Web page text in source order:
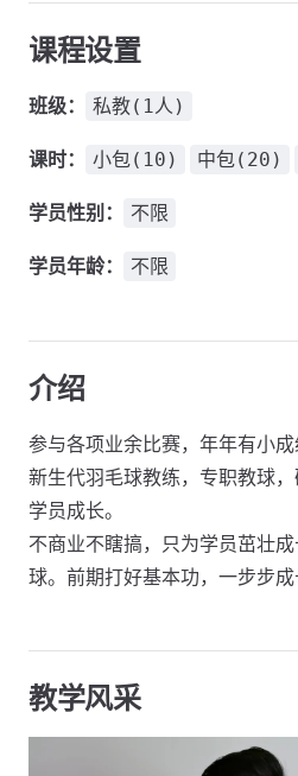
课程设置
班级： 私教(1人)
课时： 小包(10) 中包(20)
学员性别： 不限
学员年龄： 不限
介绍
参与各项业余比赛，年年有小成
新生代羽毛球教练，专职教球
学员成长。
不商业不瞎搞，只为学员茁壮
球。前期打好基本功，一步步成
教学风采